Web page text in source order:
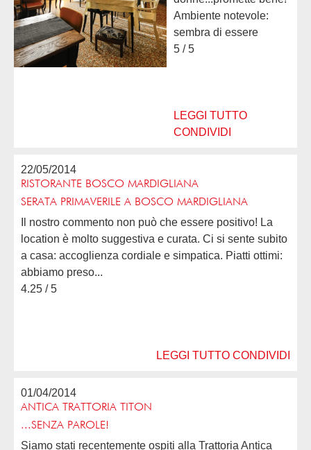
Ambiente notevole:
sembra di essere
tornati negli anni '60 -
tempi... Difficile è stata
la scelta...
5 / 5
LEGGI TUTTO
CONDIVIDI
22/05/2014
RISTORANTE BOSCO MARDIGLIANA
SERATA PRIMAVERILE A BOSCO MARDIGLIANA
location è molto suggestiva e curata. Ci si sente subito
a casa: accoglienza cordiale e simpatica. Piatti ottimi:
abbiamo preso...
4.25 / 5
LEGGI TUTTO CONDIVIDI
01/04/2014
ANTICA TRATTORIA TITON
...SENZA PAROLE!
Siamo stati recentemente ospiti alla Trattoria Antica